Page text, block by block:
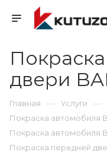
двери
Главная — Услуги —
Покраска автомобиля
Покраска автомобиля
Покраска передней